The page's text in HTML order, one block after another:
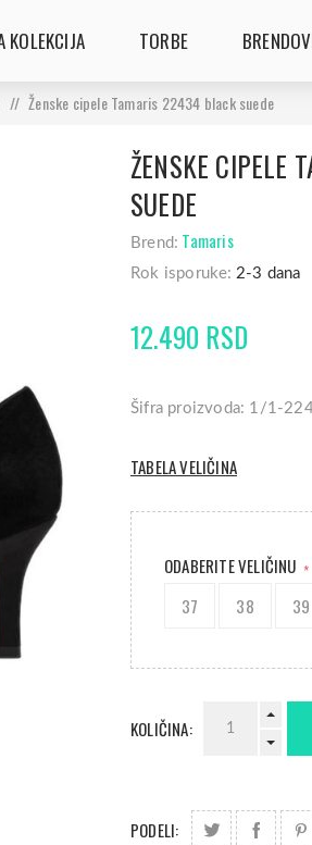
KOLEKCIJA TORBE
/ Ženske cipele Tamaris 22434 black suede
ŽENSKE CIPELE
SUEDE
Brend: Tamaris
Rok isporuke: 2-3 dana
12.490 RSD
Šifra proizvoda: 1/1-
TABELA VELIČINA
ODABERITE VELIČINU *
37 38 39
KOLIČINA:
PODELI: